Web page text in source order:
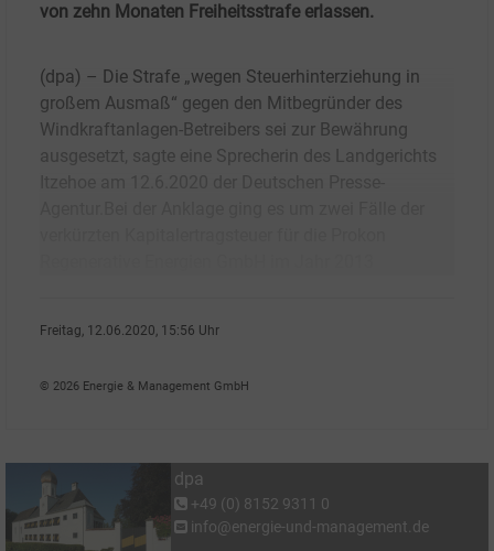
von zehn Monaten Freiheitsstrafe erlassen.
(dpa) – Die Strafe „wegen Steuerhinterziehung in
großem Ausmaß“ gegen den Mitbegründer des
Windkraftanlagen-Betreibers sei zur Bewährung
ausgesetzt, sagte eine Sprecherin des Landgerichts
Freitag, 12.06.2020, 15:56 Uhr
© 2026 Energie & Management GmbH
dpa
+49 (0) 8152 9311 0
info@energie-und-management.de